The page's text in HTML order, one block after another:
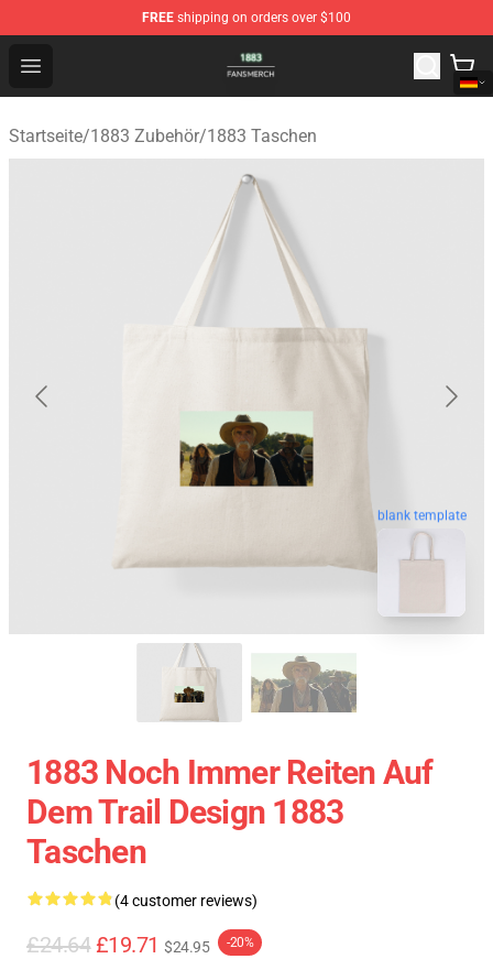
FREE shipping on orders over $100
Open menu
1883 Shop - Official 1883 Merchandise Store
Startseite/1883 Zubehör/1883 Taschen
blank template
1883 Noch Immer Reiten Auf
Dem Trail Design 1883
Taschen
(4 customer reviews)
£24.64 £19.71 $24.95 -20%